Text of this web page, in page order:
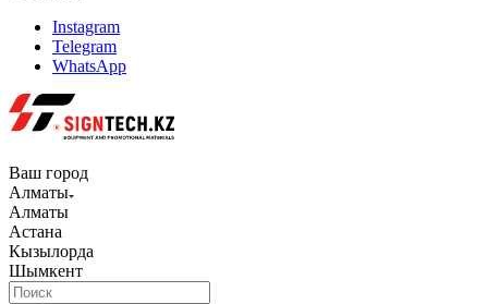
Instagram
Telegram
WhatsApp
Ваш город
Алматы
Алматы
Астана
Кызылорда
Шымкент